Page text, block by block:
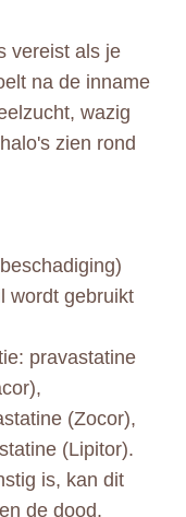
vereist als je
na de inname
wazig
zien rond
wordt gebruikt
pravastatine
(Zocor),
(Lipitor).
is, kan dit
de dood.